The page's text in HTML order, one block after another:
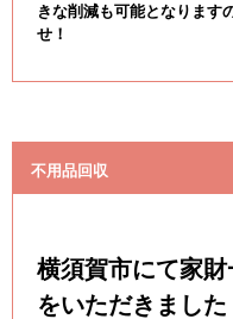
きな削減も可能となります
せ！
不用品回収
横須賀市にて家
をいただきました